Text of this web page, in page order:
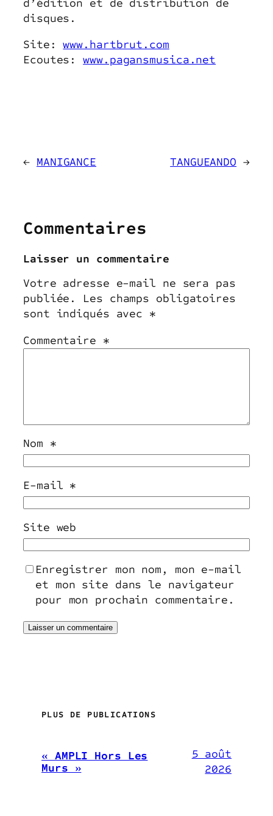
d’édition et de distribution de
disques.
Site:www.hartbrut.com
Ecoutes:www.pagansmusica.net
← MANIGANCE TANGUEANDO →
Commentaires
Laisser un commentaire
Votre adresse e-mail ne sera pas
publiée.
Les champs obligatoires
sont indiqués avec *
Commentaire *
Nom *
E-mail *
Site web
Enregistrer mon nom, mon e-mail
et mon site dans le navigateur
pour mon prochain commentaire.
PLUS DE PUBLICATIONS
« AMPLI Hors Les
Murs »
5 août
2026